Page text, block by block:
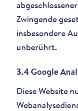
Zwingende
insbesondere
unberührt.
3.4 Google
Diese Website